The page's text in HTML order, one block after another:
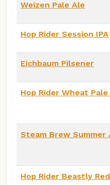
Weizen Pale Ale
Hop Rider Session IPA
Eichbaum Pilsener
Hop Rider Wheat Pale
Steam Brew Summer
Hop Rider Beastly Red